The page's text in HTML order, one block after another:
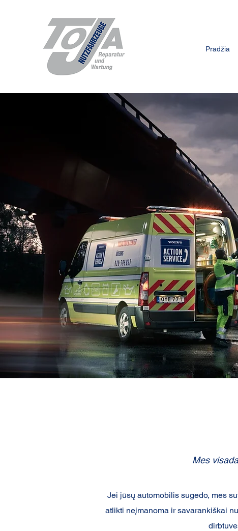
Pradžia
Mes
Jei jūsų automobilis sugedo, mes
atlikti neįmanoma ir savarankiškai